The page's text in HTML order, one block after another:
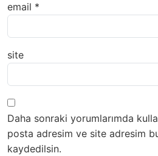
email *
site
Daha sonraki yorumlarımda
posta adresim ve site adresim
kaydedilsin.